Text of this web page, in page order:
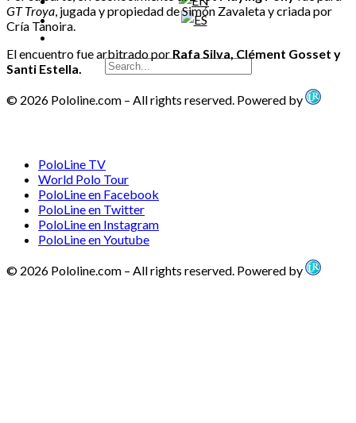
GT Troya , jugada y propiedad de Simón Zavaleta y criada por
Cría Tanoira.
El encuentro fue arbitrado por Rafa Silva, Clément Gosset y
Santi Estella.
© 2026 Pololine.com – All rights reserved. Powered by
PoloLine TV
World Polo Tour
PoloLine en Facebook
PoloLine en Twitter
PoloLine en Instagram
PoloLine en Youtube
© 2026 Pololine.com – All rights reserved. Powered by